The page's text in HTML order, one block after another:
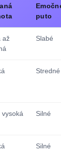
puto
až
Slabé
Stredné
vysoká Silné
Silné